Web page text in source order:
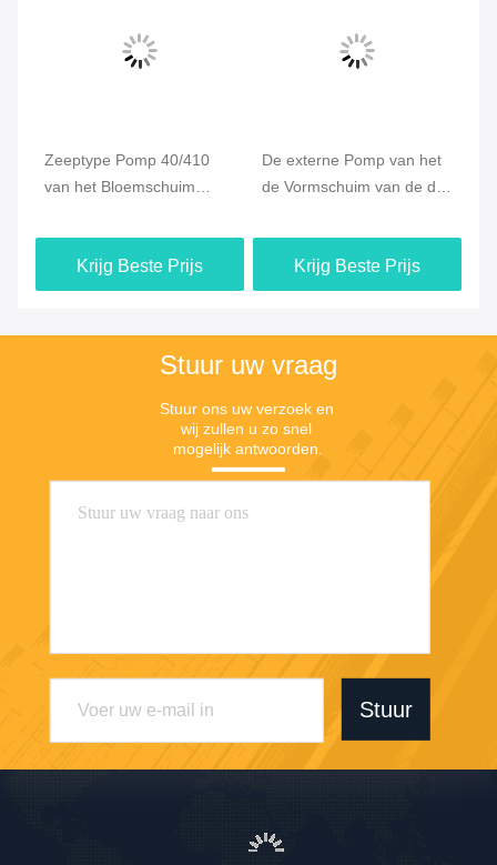
Zeeptype Pomp 40/410
van het Bloemschuim
te gebruiken Decoratief
Krijg Beste Prijs
De externe Pomp van het
de Vormschuim van de de
Pompautomaat 40mm van
de Handroom
Krijg Beste Prijs
Stuur uw vraag
Stuur ons uw verzoek en
wij zullen u zo snel
mogelijk antwoorden.
Stuur